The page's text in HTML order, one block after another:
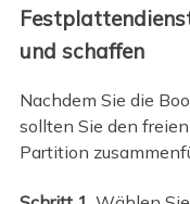
und schaffen
Nachdem Sie die
sollten Sie den
Partition